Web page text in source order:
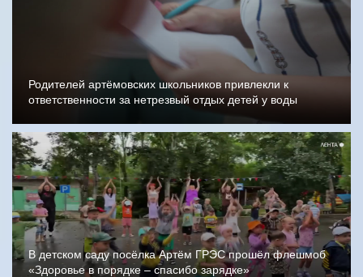
Родителей артёмовских школьников привлекли к
ответственности за нетрезвый отдых детей у воды
В детском саду посёлка Артём ГРЭС прошёл флешмоб
«Здоровье в порядке – спасибо зарядке»